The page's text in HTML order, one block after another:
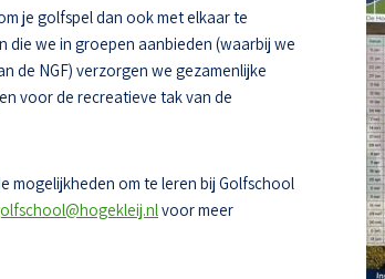
je golfspel dan ook met elkaar te
we in groepen aanbieden (waarbij we
de NGF) verzorgen we gezamenlijke
voor de recreatieve tak van de
mogelijkheden om te leren bij Golfschool
voor meer